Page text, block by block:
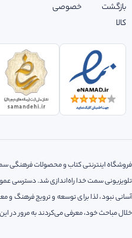
بازگشت
کالا
خصوصی
تلویزیونی سمت خدا راه‌اندازی شد. دسترسی
آسانی نبود، لذا‌ برای توسعه و ترویج فرهنگ و
خلال مباحث خود، معرفی می‌کردند به مرور در